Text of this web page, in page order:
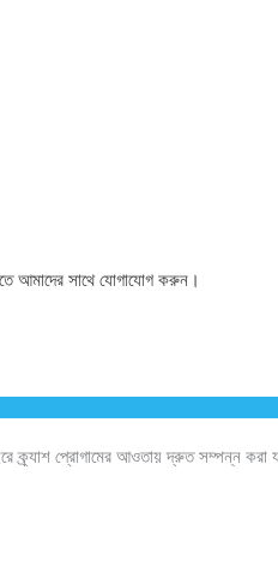
আমাদের সাথে যোগাযোগ করুন।
ক্র্যাশ প্রোগামের আওতায় দ্রুত সম্পন্ন